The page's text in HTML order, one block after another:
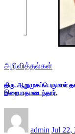
அறிவித்தல்கள்
திரு.
இறைபாதமடைந்தார்.
admin Jul 22,